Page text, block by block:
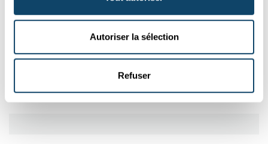
Autoriser la sélection
Refuser
Suivez le monde de la science et de
la recherche au Luxembourg
Abonnez-vous gratuitement à notre newsletter et recevez
chaque mois le meilleur des articles de Science.lu
Souscrivez à notre newsletter